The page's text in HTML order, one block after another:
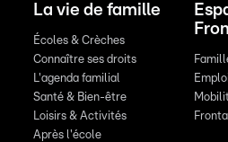
La vie de famille
Écoles & Crèches
Connaître ses droits
L'agenda familial
Santé & Bien-être
Loisirs & Activités
Après l'école
Emploi